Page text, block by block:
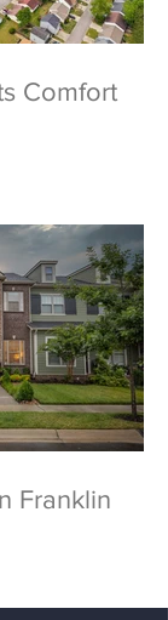
Comfort
Franklin